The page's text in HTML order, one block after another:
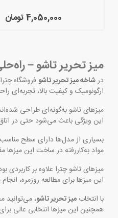
4,050,000 تومان
میز تحریر تاشو –
درشاخه میز تحریر تاشو فروشگاه
ارگونومیک و کیفیت بالا، تجربه‌ای
میزهای تاشو به‌گونه‌ای طراحی
این ویژگی باعث می‌شود حتی در
بسیاری از مدل‌ها دارای سطح
مواد به‌کاررفته در ساخت این میزها
میزهای تاشو چترا علاوه بر
این میزها برای مطالعه روزمره،
با انتخاب میز تحریر تاشو، می‌توانید
همچنین این میزها انتخابی عالی